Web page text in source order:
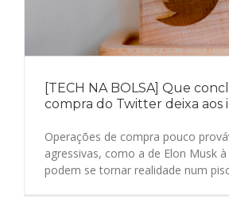
[TECH NA BOLSA] Que
compra do Twitter deixa aos
Operações de compra pouco
agressivas, como a de Elon Musk
podem se tornar realidade num